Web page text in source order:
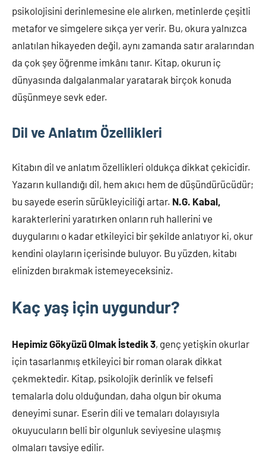
psikolojisini derinlemesine ele alırken, metinlerde çeşitli
metafor ve simgelere sıkça yer verir. Bu, okura yalnızca
anlatılan hikayeden değil, aynı zamanda satır aralarından
da çok şey öğrenme imkânı tanır. Kitap, okurun iç
dünyasında dalgalanmalar yaratarak birçok konuda
düşünmeye sevk eder.
Dil ve Anlatım Özellikleri
Kitabın dil ve anlatım özellikleri oldukça dikkat çekicidir.
Yazarın kullandığı dil, hem akıcı hem de düşündürücüdür;
bu sayede eserin sürükleyiciliği artar. N.G. Kabal,
karakterlerini yaratırken onların ruh hallerini ve
duygularını o kadar etkileyici bir şekilde anlatıyor ki, okur
kendini olayların içerisinde buluyor. Bu yüzden, kitabı
elinizden bırakmak istemeyeceksiniz.
Kaç yaş için uygundur?
Hepimiz Gökyüzü Olmak İstedik 3, genç yetişkin okurlar
için tasarlanmış etkileyici bir roman olarak dikkat
çekmektedir. Kitap, psikolojik derinlik ve felsefi
temalarla dolu olduğundan, daha olgun bir okuma
deneyimi sunar. Eserin dili ve temaları dolayısıyla
okuyucuların belli bir olgunluk seviyesine ulaşmış
olmaları tavsiye edilir.